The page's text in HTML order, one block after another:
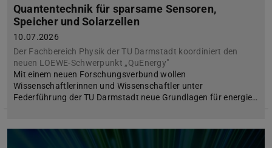
Quantentechnik für sparsame Sensoren,
Speicher und Solarzellen
10.07.2026
Der Fachbereich Physik der TU Darmstadt koordiniert den
neuen LOEWE-Schwerpunkt „QuEnergy"
Mit einem neuen Forschungsverbund wollen
Wissenschaftlerinnen und Wissenschaftler unter
Federführung der TU Darmstadt neue Grundlagen für energie…